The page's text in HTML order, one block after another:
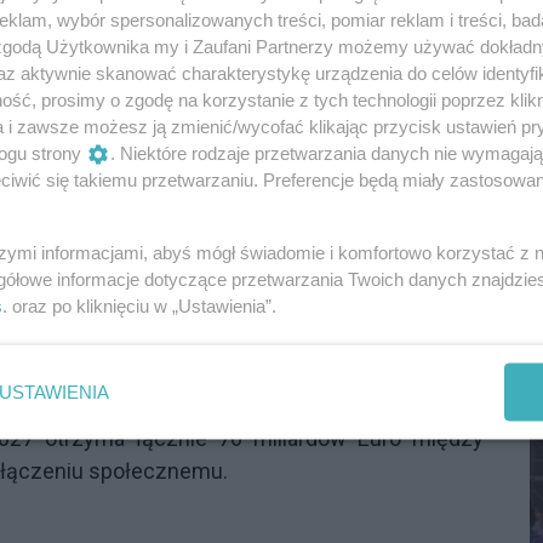
4-7 miliona osób z niepełnosprawnościami. To
dodamy do tego osoby starsze, kobiety w ciąży
(np. po kontuzjach), liczba ta znacząco
to codzienność.
dostępu do informacji, usług, przestrzeni
rady miasta, przeczytać uchwały na
wideo, bo nie ma napisów? Czy można
nowoczesne społeczeństwo?
to jeden z filarów Polityki Spójności Unii
Społecznego (EFS+). To właśnie w ramach
otrzyma łącznie 76 miliardów Euro między
społecznemu.
wybór spersonalizowanych treści, pomiar reklam i treści,
Użytkownika my i Zaufani Partnerzy możemy używać
aktywnie skanować charakterystykę urządzenia do celów
prosimy o zgodę na korzystanie z tych technologii poprzez
i zawsze możesz ją zmienić/wycofać klikając przycisk ustawień
strony
. Niektóre rodzaje przetwarzania danych nie
się takiemu przetwarzaniu. Preferencje będą miały
informacjami, abyś mógł świadomie i komfortowo korzystać z
informacje dotyczące przetwarzania Twoich danych
. oraz po kliknięciu w „Ustawienia”.
USTAWIENIA